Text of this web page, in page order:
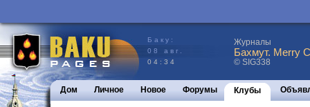
Баку:
08 авг.
04:34
Журналы
Бахмут. Merry
© SIG338
Дом Личное Новое Форумы Клубы